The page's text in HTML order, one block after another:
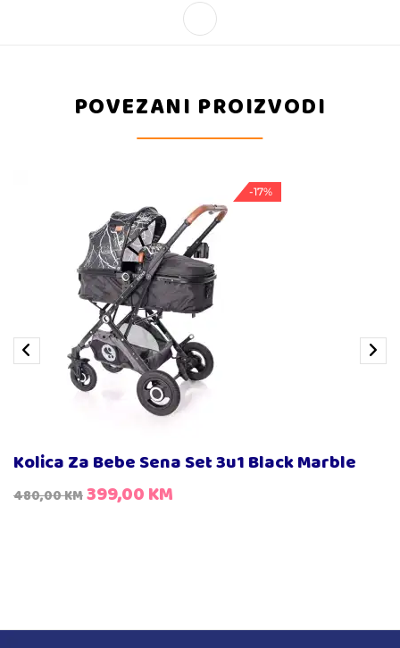
POVEZANI PROIZVODI
-17%
Kolica Za Bebe Sena Set 3u1 Black Marble
480,00KM399,00KM